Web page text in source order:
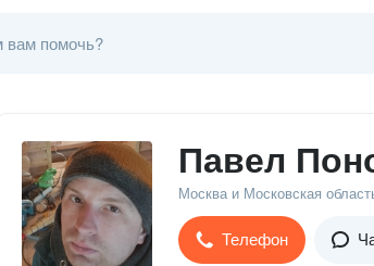
Павел
Москва и Московская
Телефон